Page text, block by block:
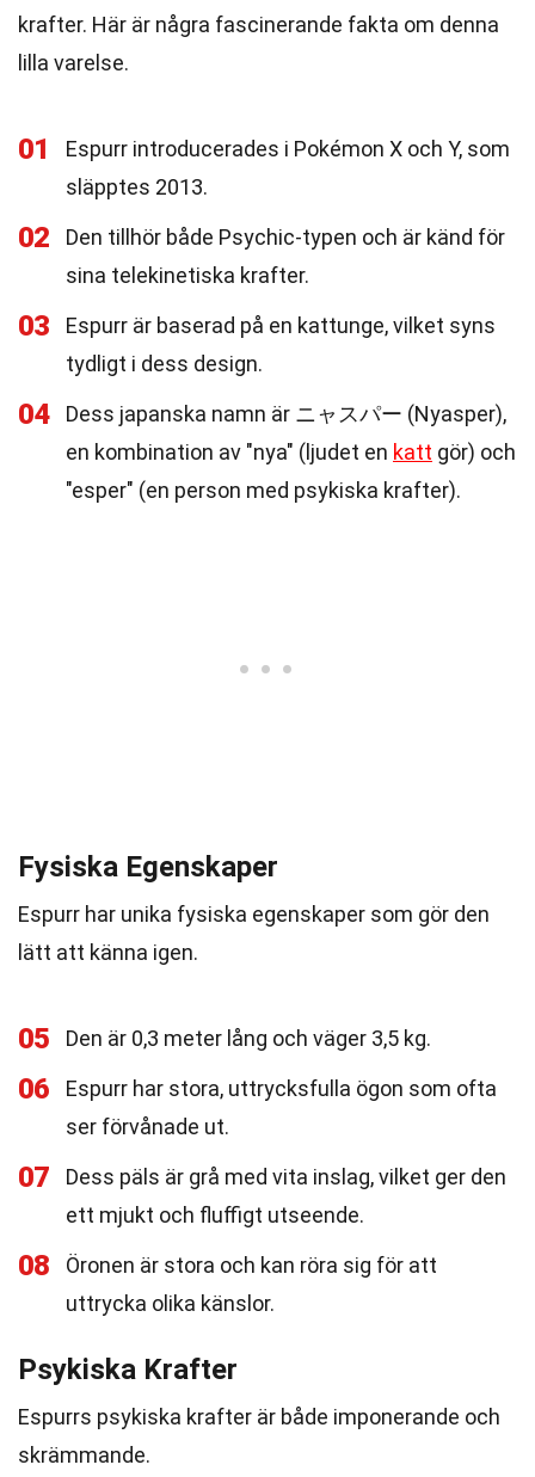
krafter. Här är några fascinerande fakta om denna
lilla varelse.
01
Espurr introducerades i Pokémon X och Y, som
släpptes 2013.
02
Den tillhör både Psychic-typen och är känd för
sina telekinetiska krafter.
03
Espurr är baserad på en kattunge, vilket syns
tydligt i dess design.
04
Dess japanska namn är ニャスパー (Nyasper),
en kombination av "nya" (ljudet en katt gör) och
"esper" (en person med psykiska krafter).
Fysiska Egenskaper
Espurr har unika fysiska egenskaper som gör den
lätt att känna igen.
05 Den är 0,3 meter lång och väger 3,5 kg.
06
Espurr har stora, uttrycksfulla ögon som ofta
ser förvånade ut.
07
Dess päls är grå med vita inslag, vilket ger den
ett mjukt och fluffigt utseende.
08
Öronen är stora och kan röra sig för att
uttrycka olika känslor.
Psykiska Krafter
Espurrs psykiska krafter är både imponerande och
skrämmande.